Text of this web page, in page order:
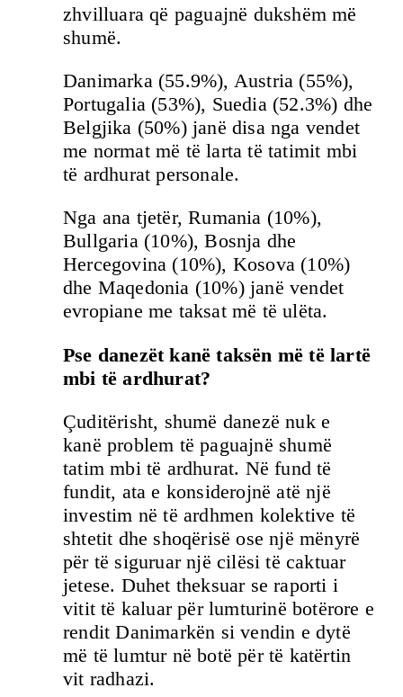
zhvilluara që paguajnë dukshëm më
shumë.
Danimarka (55.9%), Austria (55%),
Portugalia (53%), Suedia (52.3%) dhe
Belgjika (50%) janë disa nga vendet
me normat më të larta të tatimit mbi
të ardhurat personale.
Nga ana tjetër, Rumania (10%),
Bullgaria (10%), Bosnja dhe
Hercegovina (10%), Kosova (10%)
dhe Maqedonia (10%) janë vendet
evropiane me taksat më të ulëta.
Pse danezët kanë taksën më të lartë
mbi të ardhurat?
Çuditërisht, shumë danezë nuk e
kanë problem të paguajnë shumë
tatim mbi të ardhurat. Në fund të
fundit, ata e konsiderojnë atë një
investim në të ardhmen kolektive të
shtetit dhe shoqërisë ose një mënyrë
për të siguruar një cilësi të caktuar
jetese. Duhet theksuar se raporti i
vitit të kaluar për lumturinë botërore e
rendit Danimarkën si vendin e dytë
më të lumtur në botë për të katërtin
vit radhazi.